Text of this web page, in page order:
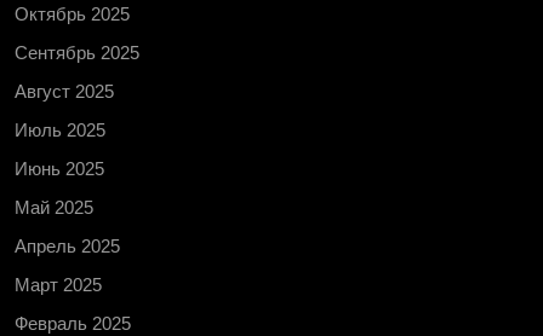
Октябрь 2025
Сентябрь 2025
Август 2025
Июль 2025
Июнь 2025
Май 2025
Апрель 2025
Март 2025
Февраль 2025